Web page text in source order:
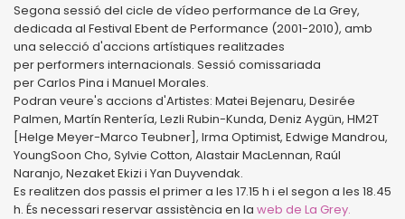
Segona sessió del cicle de vídeo performance de La Grey,
dedicada al Festival Ebent de Performance (2001-2010), amb
una selecció d'accions artístiques realitzades
per performers internacionals. Sessió comissariada
per Carlos Pina i Manuel Morales.
Podran veure's accions d'Artistes: Matei Bejenaru, Desirée
Palmen, Martín Rentería, Lezli Rubin-Kunda, Deniz Aygün, HM2T
[Helge Meyer-Marco Teubner], Irma Optimist, Edwige Mandrou,
YoungSoon Cho, Sylvie Cotton, Alastair MacLennan, Raúl
Naranjo, Nezaket Ekizi i Yan Duyvendak.
Es realitzen dos passis el primer a les 17.15 h i el segon a les 18.45
h. És necessari reservar assistència en la web de La Grey.